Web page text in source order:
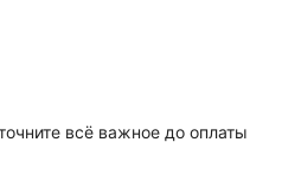
всё важное до оплаты